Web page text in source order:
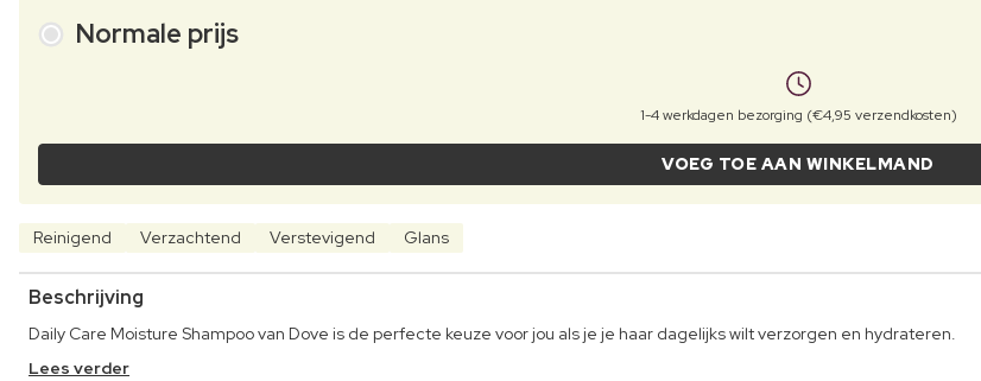
Normale prijs
1-4 werkdagen bezorging (€4,95 verzendkosten)
VOEG TOE AAN WINKELMAND
Reinigend Verzachtend Verstevigend Glans
Beschrijving
Daily Care Moisture Shampoo van Dove is de perfecte keuze voor jou als je je haar dagelijks wilt verzorgen en hydrateren.
Lees verder